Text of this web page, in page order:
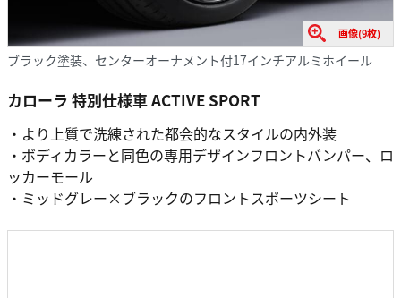
画像(9枚)
ブラック塗装、センターオーナメント付17インチアルミホイール
カローラ 特別仕様車 ACTIVE SPORT
・より上質で洗練された都会的なスタイルの内外装
・ボディカラーと同色の専用デザインフロントバンパー、ロ
ッカーモール
・ミッドグレー×ブラックのフロントスポーツシート